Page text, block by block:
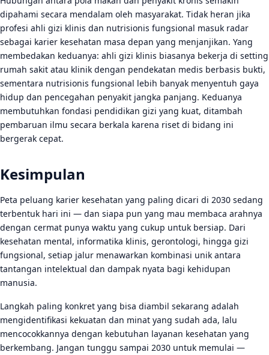
dipahami secara mendalam oleh masyarakat. Tidak heran jika
profesi ahli gizi klinis dan nutrisionis fungsional masuk radar
sebagai karier kesehatan masa depan yang menjanjikan. Yang
membedakan keduanya: ahli gizi klinis biasanya bekerja di setting
rumah sakit atau klinik dengan pendekatan medis berbasis bukti,
sementara nutrisionis fungsional lebih banyak menyentuh gaya
hidup dan pencegahan penyakit jangka panjang. Keduanya
membutuhkan fondasi pendidikan gizi yang kuat, ditambah
pembaruan ilmu secara berkala karena riset di bidang ini
bergerak cepat.
Kesimpulan
Peta peluang karier kesehatan yang paling dicari di 2030 sedang
terbentuk hari ini — dan siapa pun yang mau membaca arahnya
dengan cermat punya waktu yang cukup untuk bersiap. Dari
kesehatan mental, informatika klinis, gerontologi, hingga gizi
fungsional, setiap jalur menawarkan kombinasi unik antara
tantangan intelektual dan dampak nyata bagi kehidupan
manusia.
Langkah paling konkret yang bisa diambil sekarang adalah
mengidentifikasi kekuatan dan minat yang sudah ada, lalu
mencocokkannya dengan kebutuhan layanan kesehatan yang
berkembang. Jangan tunggu sampai 2030 untuk memulai —